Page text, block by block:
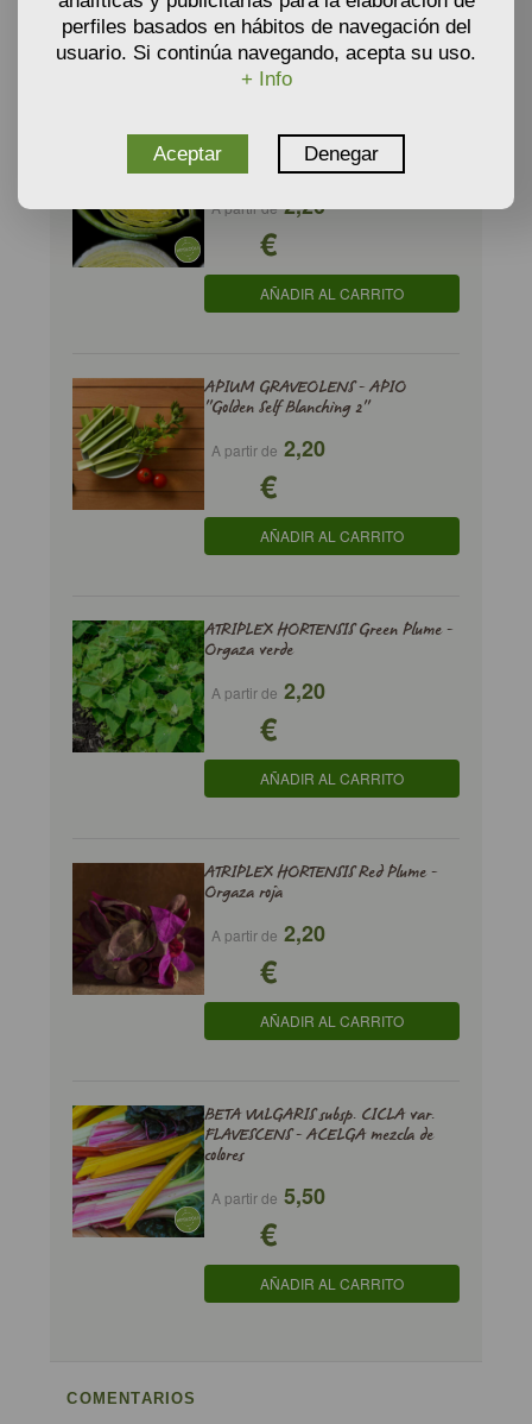
AÑADIR AL CARRITO
ALLIUM PORRUM - PUERRO 'Bleu
de Solaise'
A partir de2,20
€
AÑADIR AL CARRITO
APIUM GRAVEOLENS - APIO
''Golden Self Blanching 2''
A partir de 2,20
€
AÑADIR AL CARRITO
ATRIPLEX HORTENSIS Green Plume -
Orgaza verde
A partir de 2,20
€
AÑADIR AL CARRITO
ATRIPLEX HORTENSIS Red Plume -
Orgaza roja
A partir de 2,20
€
AÑADIR AL CARRITO
BETA VULGARIS subsp. CICLA var.
FLAVESCENS - ACELGA mezcla de
colores
A partir de 5,50
€
AÑADIR AL CARRITO
COMENTARIOS
perfiles basados en hábitos de navegación del
usuario. Si continúa navegando, acepta su uso.
+ Info
Aceptar Denegar